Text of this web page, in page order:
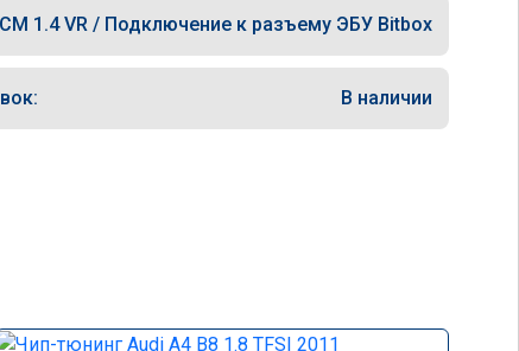
1.4 VR / Подключение к разъему ЭБУ Bitbox
В наличии